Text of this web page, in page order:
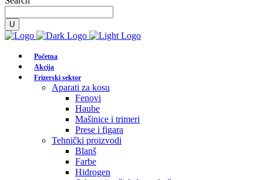
Početna
Akcija
Frizerski sektor
Aparati za kosu
Fenovi
Haube
Mašinice i trimeri
Prese i figara
Tehnički proizvodi
Blanš
Farbe
Hidrogen